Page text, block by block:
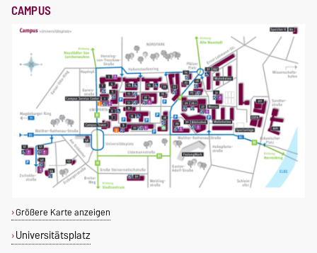
CAMPUS
Größere Karte anzeigen
Universitätsplatz